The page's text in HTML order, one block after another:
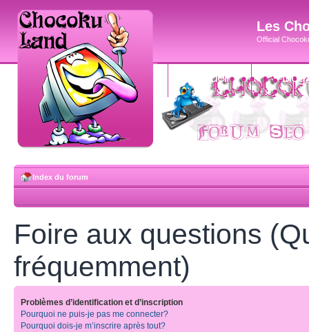
Les
Official
accueil blog
Index du forum
Foire aux questions
fréquemment)
Problèmes d’identification et d’inscription
Pourquoi ne puis-je pas me connecter?
Pourquoi dois-je m’inscrire après tout?